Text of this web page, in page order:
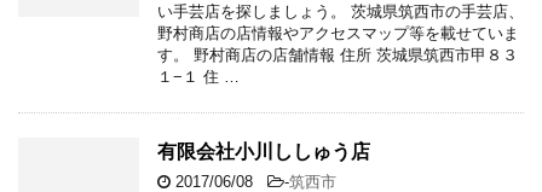
い手芸店を探しましょう。 茨城県筑西市の手芸店、
野村商店の店情報やアクセスマップ等を載せていま
す。 野村商店の店舗情報 住所 茨城県筑西市甲８３
１−１ 住 …
有限会社小川ししゅう店
2017/06/08 -筑西市